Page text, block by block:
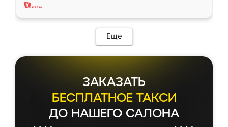
Еще
ЗАКАЗАТЬ
БЕСПЛАТНОЕ ТАКСИ
ДО НАШЕГО САЛОНА